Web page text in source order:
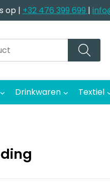
op | +32 476 399 699 |
Drinkwaren Textiel